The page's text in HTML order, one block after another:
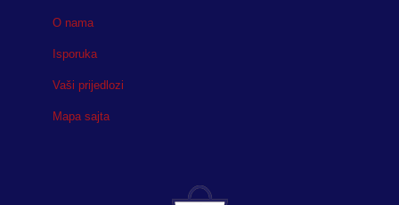
O nama
Isporuka
Vaši prijedlozi
Mapa sajta